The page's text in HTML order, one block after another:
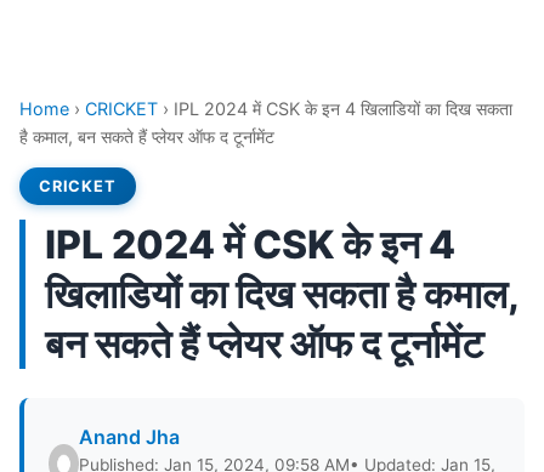
Home › CRICKET › IPL 2024 में CSK के इन 4 खिलाडियों का दिख सकता
है कमाल, बन सकते हैं प्लेयर ऑफ द टूर्नामेंट
CRICKET
IPL 2024 में CSK के इन 4
खिलाडियों का दिख सकता है कमाल,
बन सकते हैं प्लेयर ऑफ द टूर्नामेंट
Anand Jha
Published: Jan 15, 2024, 09:58 AM• Updated: Jan 15,